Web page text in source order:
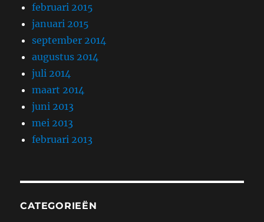
februari 2015
januari 2015
september 2014
augustus 2014
juli 2014
maart 2014
juni 2013
mei 2013
februari 2013
CATEGORIEËN